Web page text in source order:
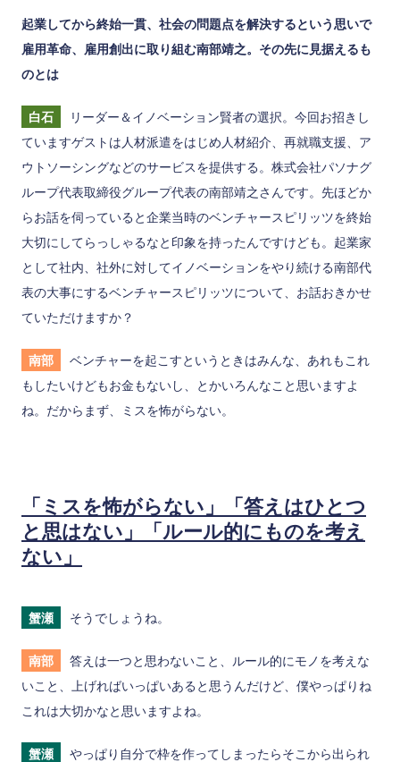
起業してから終始一貫、社会の問題点を解決するという思いで
雇用革命、雇用創出に取り組む南部靖之。その先に見据えるも
のとは
白石
リーダー＆イノベーション賢者の選択。今回お招きし
ていますゲストは人材派遣をはじめ人材紹介、再就職支援、ア
ウトソーシングなどのサービスを提供する。株式会社パソナグ
ループ代表取締役グループ代表の南部靖之さんです。先ほどか
らお話を伺っていると企業当時のベンチャースピリッツを終始
大切にしてらっしゃるなと印象を持ったんですけども。起業家
として社内、社外に対してイノベーションをやり続ける南部代
表の大事にするベンチャースピリッツについて、お話おきかせ
ていただけますか？
南部
ベンチャーを起こすというときはみんな、あれもこれ
もしたいけどもお金もないし、とかいろんなこと思いますよ
ね。だからまず、ミスを怖がらない。
「ミスを怖がらない」「答えはひとつ
と思はない」「ルール的にものを考え
ない」
蟹瀬 そうでしょうね。
南部
答えは一つと思わないこと、ルール的にモノを考えな
いこと、上げればいっぱいあると思うんだけど、僕やっぱりね
これは大切かなと思いますよね。
蟹瀬
やっぱり自分で枠を作ってしまったらそこから出られ